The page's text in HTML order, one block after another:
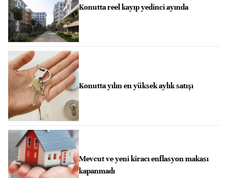
Konutta reel kayıp yedinci ayında
Konutta yılın en yüksek aylık satışı
Mevcut ve yeni kiracı enflasyon makası
kapanmadı